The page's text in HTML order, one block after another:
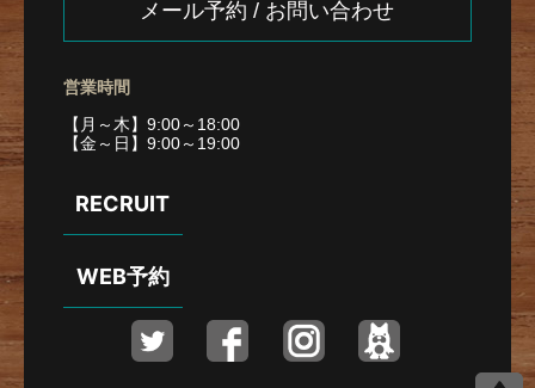
メール予約 / お問い合わせ
営業時間
【月～木】9:00～18:00
【金～日】9:00～19:00
RECRUIT
WEB予約